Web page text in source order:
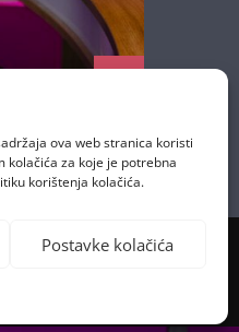
ova web stranica koristi
kolačića za koje je potrebna
korištenja kolačića.
Postavke kolačića